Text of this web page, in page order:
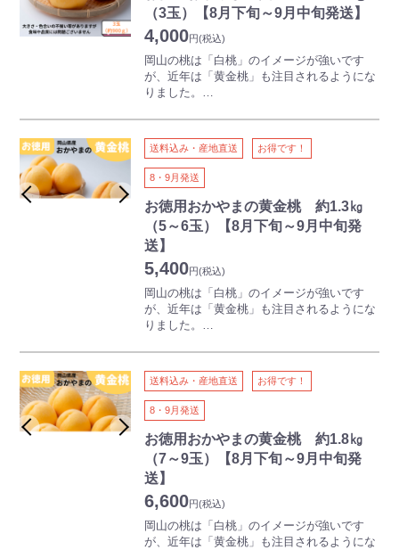
しみいただける人気商品です。
（3玉）【8月下旬～9月中旬発送】
4,000円(税込)
岡山の桃は「白桃」のイメージが強いです
が、近年は「黄金桃」も注目されるようにな
りました。
は、その名のとおり鮮やかな黄金色、果実は
甘く、フルーティーな香りが特徴です。
【ご注意】
本商品は離島・沖縄県・北海道にはお届けで
きません
本商品には熨斗をつけることができません
送料込み・産地直送 お得です！
8・9月発送
お徳用おかやまの黄金桃 約1.3㎏
（5～6玉）【8月下旬～9月中旬発
送】
5,400円(税込)
岡山の桃は「白桃」のイメージが強いです
が、近年は「黄金桃」も注目されるようにな
りました。
は、その名のとおり鮮やかな黄金色、果実は
甘く、フルーティーな香りが特徴です。
【ご注意】
本商品は離島・沖縄県・北海道にはお届けで
きません
本商品には熨斗をつけることができません
送料込み・産地直送 お得です！
8・9月発送
お徳用おかやまの黄金桃 約1.8㎏
（7～9玉）【8月下旬～9月中旬発
送】
6,600円(税込)
岡山の桃は「白桃」のイメージが強いです
が、近年は「黄金桃」も注目されるようにな